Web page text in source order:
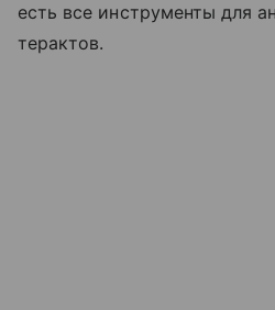
есть все инструменты для
терактов.